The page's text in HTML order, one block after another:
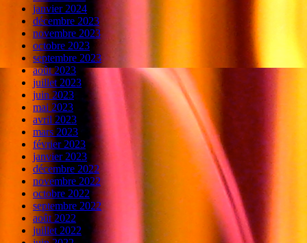
janvier 2024
décembre 2023
novembre 2023
octobre 2023
septembre 2023
août 2023
juillet 2023
juin 2023
mai 2023
avril 2023
mars 2023
février 2023
janvier 2023
décembre 2022
novembre 2022
octobre 2022
septembre 2022
août 2022
juillet 2022